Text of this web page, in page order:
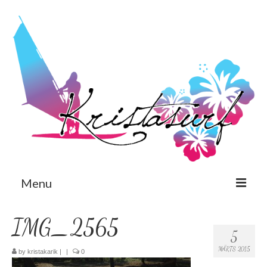
Menu
Est
Eng
Avaleht
5
MÄRTS 2015
IMG_2565
by kristakarik | | 0